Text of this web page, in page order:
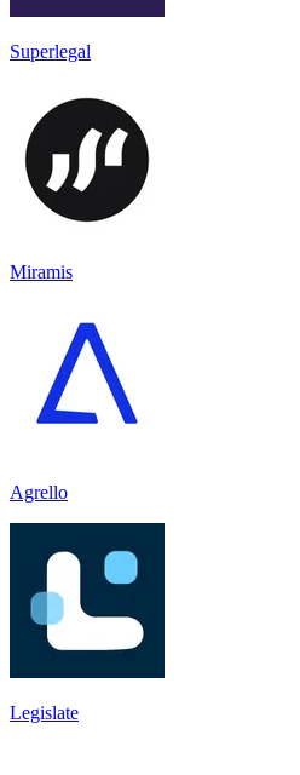
Superlegal
Miramis
Agrello
Legislate